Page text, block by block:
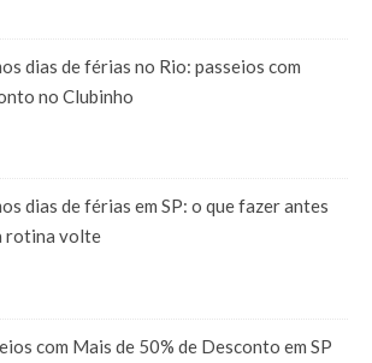
dias de férias no Rio: passeios com
no Clubinho
dias de férias em SP: o que fazer antes
rotina volte
com Mais de 50% de Desconto em SP